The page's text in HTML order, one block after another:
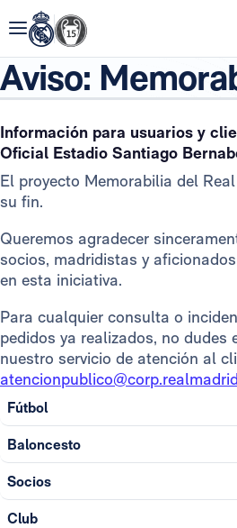
Aviso:
Información para usuarios y
Oficial Estadio Santiago
El proyecto Memorabilia del
su fin.
Queremos agradecer
socios, madridistas y
en esta iniciativa.
Para cualquier consulta o
pedidos ya realizados, no dudes
nuestro servicio de atención al
Fútbol
Baloncesto
Socios
Club